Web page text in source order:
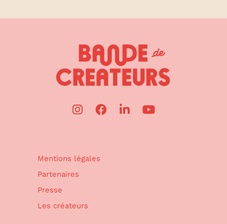
Mentions légales
Partenaires
Presse
Les créateurs